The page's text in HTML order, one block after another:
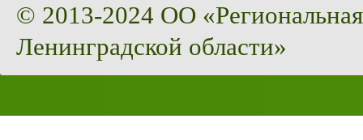
© 2013-2024 ОО
Ленинградской области»